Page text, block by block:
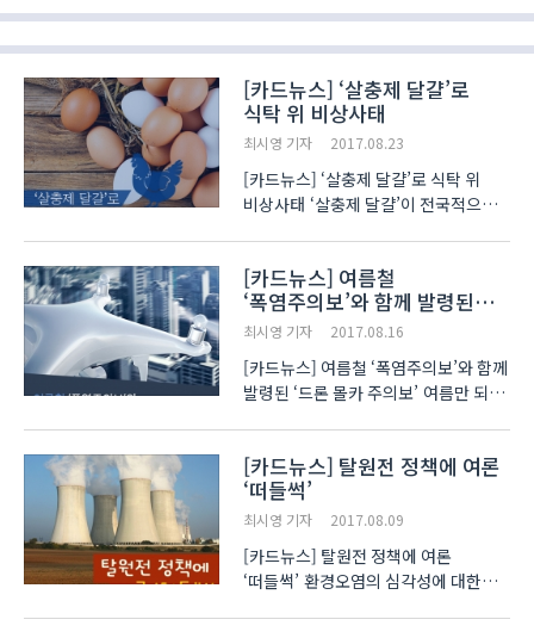
각국의 상황이 다른 만큼 국가마다
내세우는 전략은 물론 정부의 지원 등도
판이합니다. 이에..
[카드뉴스] ‘살충제 달걀’로
식탁 위 비상사태
최시영 기자 2017.08.23
[카드뉴스] ‘살충제 달걀’로 식탁 위
비상사태 ‘살충제 달걀’이 전국적으로
모든 양계장의 달걀 출하와 시장 유통을
전면 금지시켰으며 닭 사육 수가
3천마리 이상인 농..
[카드뉴스] 여름철
‘폭염주의보’와 함께 발령된
‘드론 몰카 주의보’
최시영 기자 2017.08.16
[카드뉴스] 여름철 ‘폭염주의보’와 함께
발령된 ‘드론 몰카 주의보’ 여름만 되면
드론이 몰카에 이용되고 있는데요.
드론에 달린 카메라로 영상을 촬영하는
이른바 드론 ..
[카드뉴스] 탈원전 정책에 여론
‘떠들썩’
최시영 기자 2017.08.09
[카드뉴스] 탈원전 정책에 여론
‘떠들썩’ 환경오염의 심각성에 대한